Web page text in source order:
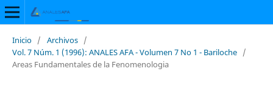
Inicio / Archivos /
Vol. 7 Núm. 1 (1996): ANALES AFA - Volumen 7 No 1 - Bariloche /
Areas Fundamentales de la Fenomenologia